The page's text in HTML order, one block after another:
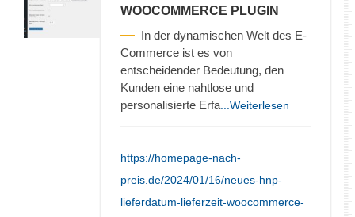
WOOCOMMERCE PLUGIN
In der dynamischen Welt des E-
Commerce ist es von
entscheidender Bedeutung, den
Kunden eine nahtlose und
personalisierte Erfa ...Weiterlesen
https://homepage-nach-
preis.de/2024/01/16/neues-hnp-
lieferdatum-lieferzeit-woocommerce-